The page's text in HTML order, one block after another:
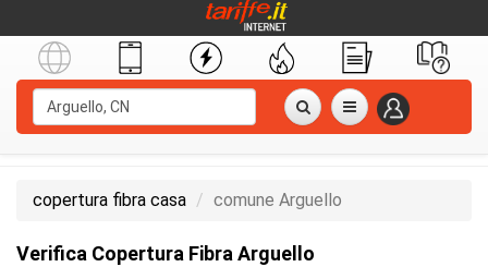
copertura fibra casa comune Arguello
Verifica Copertura Fibra Arguello